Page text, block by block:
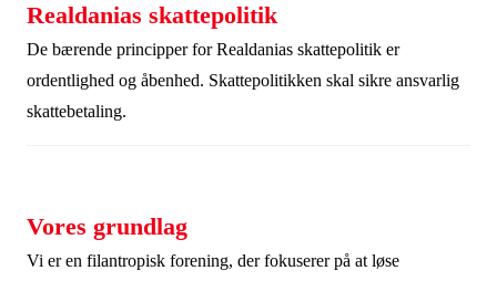
Realdanias skattepolitik
De bærende principper for Realdanias skattepolitik er
ordentlighed og åbenhed. Skattepolitikken skal sikre ansvarlig
skattebetaling.
Vores grundlag
Vi er en filantropisk forening, der fokuserer på at løse